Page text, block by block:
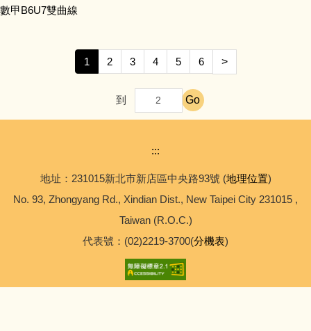
數甲B6U7雙曲線
1 2 3 4 5 6 >
到 Go
:::
地址：231015新北市新店區中央路93號 (地理位置)
No. 93, Zhongyang Rd., Xindian Dist., New Taipei City 231015 ,
Taiwan (R.O.C.)
代表號：(02)2219-3700(分機表)